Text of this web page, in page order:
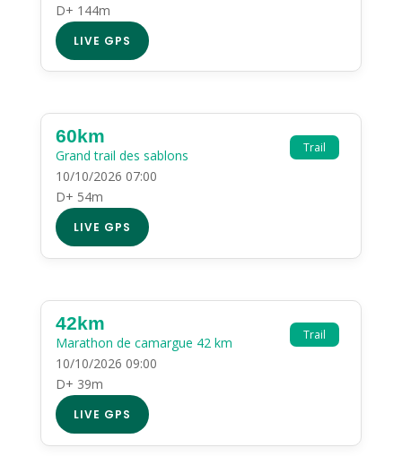
D+ 144m
LIVE GPS
Trail
60km
Grand trail des sablons
10/10/2026 07:00
D+ 54m
LIVE GPS
Trail
42km
Marathon de camargue 42 km
10/10/2026 09:00
D+ 39m
LIVE GPS